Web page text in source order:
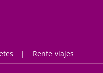
Renfe viajes